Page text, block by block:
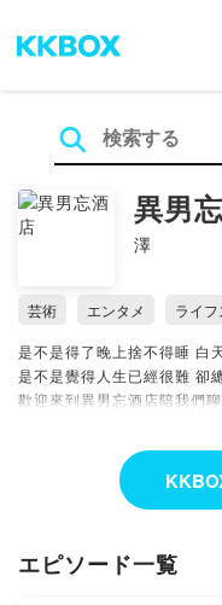
異男
澤
芸術 エンタメ
ライ
是不是得了晚上捨不得睡 白
是不是覺得人生已經很難 卻
歡迎來到異男忘酒店陪我們
本節目由被異男傷害得遍體
把酒言歡:分享一些生活中的
藝難忘:訪談我們喜歡的表演
エピソード一覧